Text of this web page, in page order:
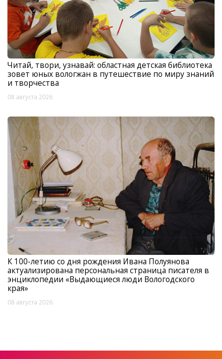
Читай, твори, узнавай: областная детская библиотека
зовет юных вологжан в путешествие по миру знаний
и творчества
08 августа 2026
К 100-летию со дня рождения Ивана Полуянова
актуализирована персональная страница писателя в
энциклопедии «Выдающиеся люди Вологодского
края»
08 августа 2026